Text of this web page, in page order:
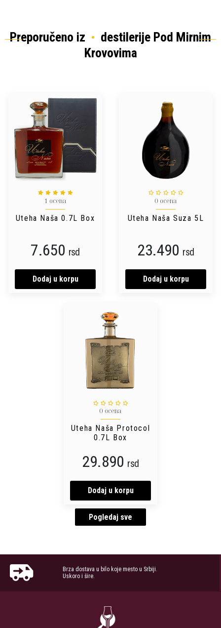
Preporučeno iz
destilerije Pod Mirnim
Krovovima
1 ocena
Uteha Naša 0.7L Box
7.650 rsd
Dodaj u korpu
0 ocena
Uteha Naša Suza 5L
23.490 rsd
Dodaj u korpu
0 ocena
Uteha Naša Protocol
0.7L Box
29.890 rsd
Dodaj u korpu
Pogledaj sve
Brza dostava u bilo koje mesto u Srbiji.
Uskoro i šire.